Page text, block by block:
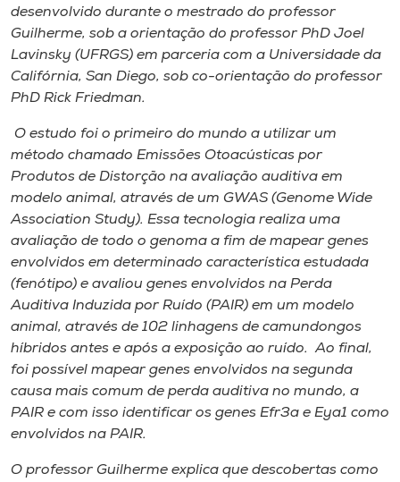
A+
A-
desenvolvido durante o mestrado do professor
Guilherme, sob a orientação do professor PhD Joel
Lavinsky (UFRGS) em parceria com a Universidade da
Califórnia, San Diego, sob co-orientação do professor
PhD Rick Friedman.
O estudo foi o primeiro do mundo a utilizar um
método chamado Emissões Otoacústicas por
Produtos de Distorção na avaliação auditiva em
modelo animal, através de um GWAS (Genome Wide
Association Study). Essa tecnologia realiza uma
avaliação de todo o genoma a fim de mapear genes
envolvidos em determinado característica estudada
(fenótipo) e avaliou genes envolvidos na Perda
Auditiva Induzida por Ruído (PAIR) em um modelo
animal, através de 102 linhagens de camundongos
híbridos antes e após a exposição ao ruído. Ao final,
foi possível mapear genes envolvidos na segunda
causa mais comum de perda auditiva no mundo, a
PAIR e com isso identificar os genes Efr3a e Eya1 como
envolvidos na PAIR.
O professor Guilherme explica que descobertas como